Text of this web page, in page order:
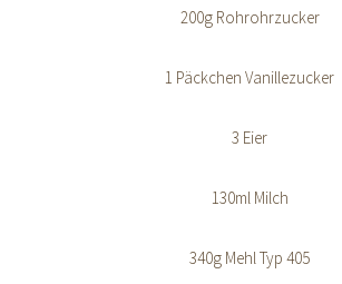
200g Rohrohrzucker
1 Päckchen Vanillezucker
3 Eier
130ml Milch
340g Mehl Typ 405